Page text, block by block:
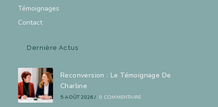
Témoignages
Contact
Dernière Actus
Reconversion : Le Témoignage De
Charline
5 AOÛT 2026 / 0 COMMENTAIRE